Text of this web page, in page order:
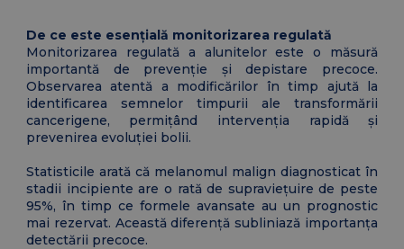
De ce este esențială monitorizarea regulată
Monitorizarea regulată a alunitelor este o măsură
importantă de prevenție și depistare precoce.
Observarea atentă a modificărilor în timp ajută la
identificarea semnelor timpurii ale transformării
cancerigene, permițând intervenția rapidă și
prevenirea evoluției bolii.
Statisticile arată că melanomul malign diagnosticat în
stadii incipiente are o rată de supraviețuire de peste
95%, în timp ce formele avansate au un prognostic
mai rezervat. Această diferență subliniază importanța
detectării precoce.